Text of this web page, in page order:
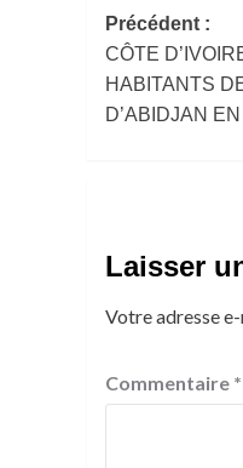
d’article
Précédent :
CÔTE
HABITANTS
D’ABIDJAN
Laisser
Votre adresse
Commentaire *